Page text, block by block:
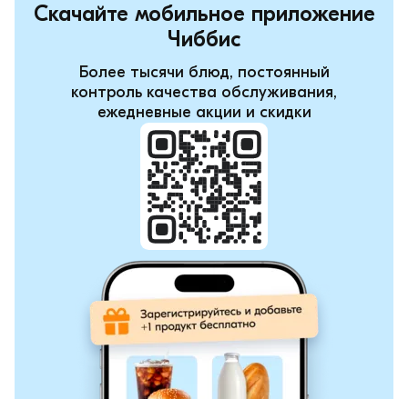
Скачайте мобильное приложение
Чиббис
Более тысячи блюд, постоянный
контроль качества обслуживания,
ежедневные акции и скидки